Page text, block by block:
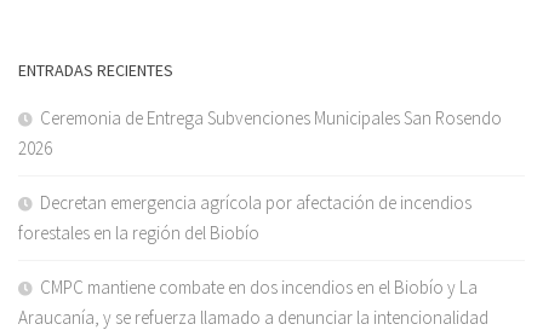
ENTRADAS RECIENTES
Ceremonia de Entrega Subvenciones Municipales San Rosendo
2026
Decretan emergencia agrícola por afectación de incendios
forestales en la región del Biobío
CMPC mantiene combate en dos incendios en el Biobío y La
Araucanía, y se refuerza llamado a denunciar la intencionalidad